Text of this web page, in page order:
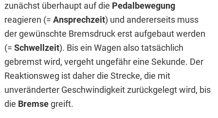
zunächst überhaupt auf die Pedalbewegung
reagieren (= Ansprechzeit) und andererseits muss
der gewünschte Bremsdruck erst aufgebaut werden
(= Schwellzeit). Bis ein Wagen also tatsächlich
gebremst wird, vergeht ungefähr eine Sekunde. Der
Reaktionsweg ist daher die Strecke, die mit
unveränderter Geschwindigkeit zurückgelegt wird, bis
die Bremsegreift.